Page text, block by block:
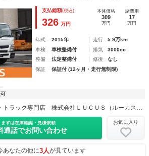
ｃｍ 高さ２３４ｃｍ
支払総額(税込)
326 万円
本体価格
309
万円
諸費用
17
万円
年式 2015年 走行
5.9万km
車検
車検整備付 排気
3000cc
整備
法定整備付 修復
なし
保証
保証付 (12ヶ月・走行無制限)
バン・トラック専門店 株式会社ＬＵＣＵＳ（ルーカス）
まずは在庫確認・見積依頼
通話でお問い合わせ
お気に入り
あなたの他に3人が見ています